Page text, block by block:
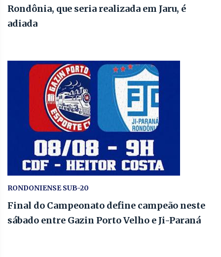
Rondônia, que seria realizada em Jaru, é
adiada
RONDONIENSE SUB-20
Final do Campeonato define campeão neste
sábado entre Gazin Porto Velho e Ji-Paraná